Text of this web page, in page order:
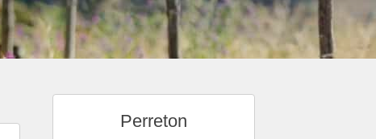
Perreton